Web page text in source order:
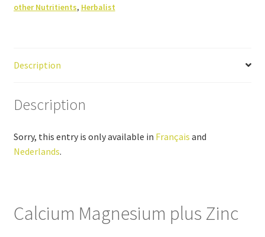
other Nutritients, Herbalist
Description
Description
Sorry, this entry is only available in Français and
Nederlands.
Calcium Magnesium plus Zinc